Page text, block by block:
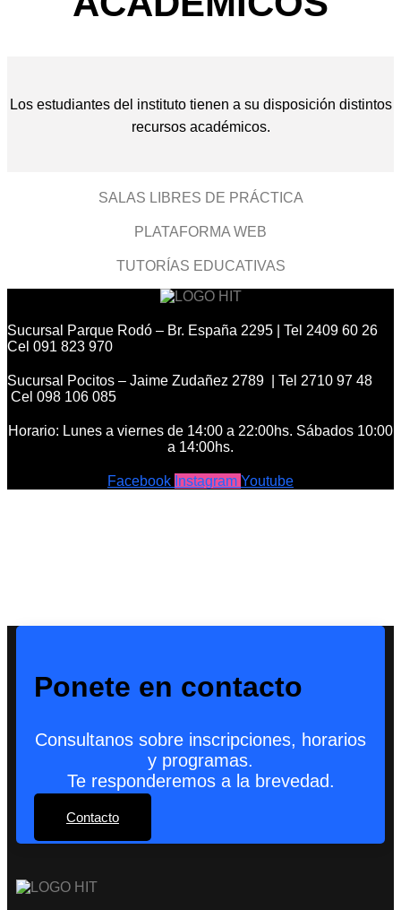
Los estudiantes del instituto tienen a su disposición distintos
recursos académicos.
SALAS LIBRES DE PRÁCTICA
PLATAFORMA WEB
TUTORÍAS EDUCATIVAS
Sucursal Parque Rodó – Br. España 2295 | Tel 2409 60 26
Cel 091 823 970
Sucursal Pocitos – Jaime Zudañez 2789 | Tel 2710 97 48
Cel 098 106 085
Horario: Lunes a viernes de 14:00 a 22:00hs. Sábados 10:00
a 14:00hs.
Facebook Instagram Youtube
Ponete en contacto
Consultanos sobre inscripciones, horarios
y programas.
Te responderemos a la brevedad.
Contacto